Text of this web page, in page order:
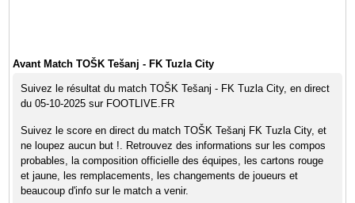
Avant Match TOŠK Tešanj - FK Tuzla City
Suivez le résultat du match TOŠK Tešanj - FK Tuzla City, en direct
du 05-10-2025 sur FOOTLIVE.FR
Suivez le score en direct du match TOŠK Tešanj FK Tuzla City, et
ne loupez aucun but !. Retrouvez des informations sur les compos
probables, la composition officielle des équipes, les cartons rouge
et jaune, les remplacements, les changements de joueurs et
beaucoup d'info sur le match a venir.